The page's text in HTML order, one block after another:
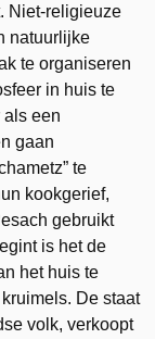
Niet-religieuze
natuurlijke
te organiseren
in huis te
als een
gaan
te
kookgerief,
gebruikt
is het de
het huis te
De staat
volk, verkoopt